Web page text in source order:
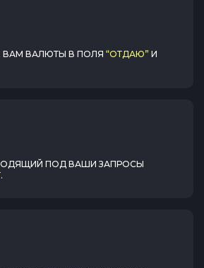
ВАМ ВАЛЮТЫ В ПОЛЯ “ОТДАЮ” И
ПОД ВАШИ ЗАПРОСЫ
.